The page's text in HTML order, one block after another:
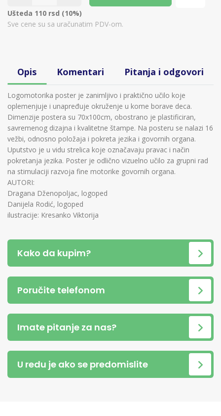
Ušteda 110 rsd (10%)
Sve cene su sa uračunatim PDV-om.
Opis Komentari Pitanja i odgovori
Logomotorika poster je zanimljivo i praktično učilo koje
oplemenjuje i unapređuje okruženje u kome borave deca.
Dimenzije postera su 70x100cm, obostrano je plastificiran,
savremenog dizajna i kvalitetne štampe. Na posteru se nalazi 16
vežbi, odnosno položaja i pokreta jezika i govornih organa.
Uputstvo je u vidu strelica koje označavaju pravac i način
pokretanja jezika. Poster je odlično vizuelno učilo za grupni rad
na stimulaciji razvoja fine motorike govornih organa.
AUTORI:
Dragana Dženopoljac, logoped
Danijela Rodić, logoped
ilustracije: Kresanko Viktorija
Kako da kupim?
Poručite telefonom
Imate pitanje za nas?
U redu je ako se predomislite